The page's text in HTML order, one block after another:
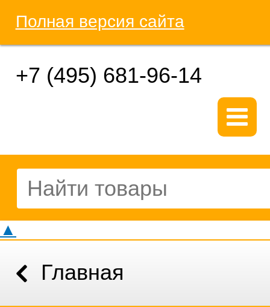
Полная версия сайта
+7 (495) 681-96-14
▲
Главная